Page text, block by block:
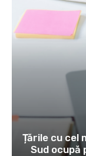
Țările cu cel
Sud ocupă